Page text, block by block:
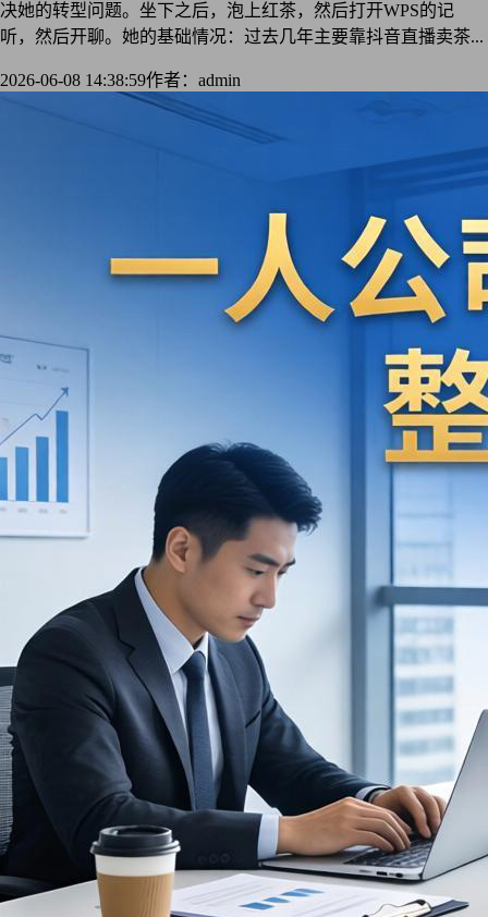
决她的转型问题。坐下之后，泡上红茶，然后打开WPS的记
听，然后开聊。她的基础情况：过去几年主要靠抖音直播卖茶...
2026-06-08 14:38:59作者：admin